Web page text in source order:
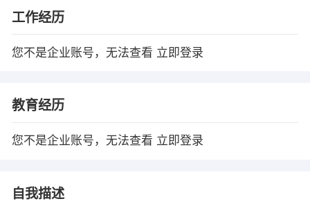
工作经历
您不是企业账号，无法查看 立即登录
教育经历
您不是企业账号，无法查看 立即登录
自我描述